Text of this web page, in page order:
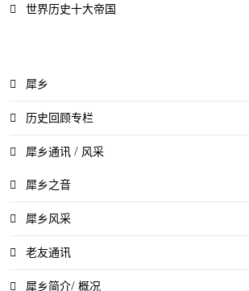
世界历史十大帝国
犀乡
历史回顾专栏
犀乡通讯 / 风采
犀乡之音
犀乡风采
老友通讯
犀乡简介/ 概况